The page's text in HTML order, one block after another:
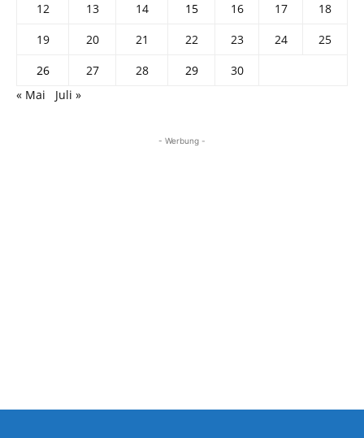
12
13 14 15 16 17
18
19
20 21 22 23 24
25
26
27 28 29
30
« Mai
Juli »
- Werbung -